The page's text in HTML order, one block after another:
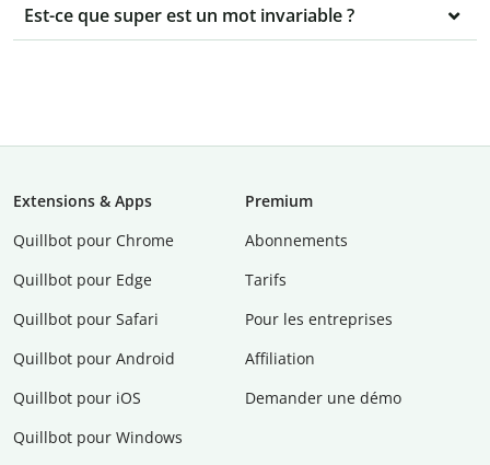
Est-ce que super est un mot invariable ?
Extensions & Apps
Quillbot pour Chrome
Quillbot pour Edge
Quillbot pour Safari
Quillbot pour Android
Quillbot pour iOS
Quillbot pour Windows
Premium
Abonnements
Tarifs
Pour les entreprises
Affiliation
Demander une démo